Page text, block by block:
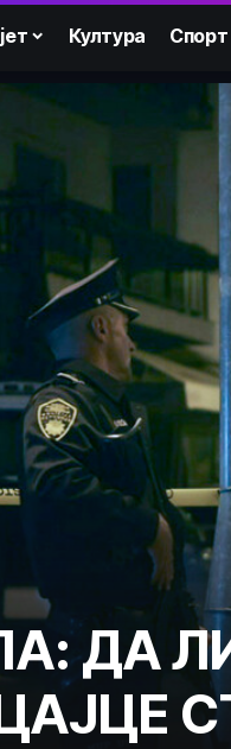
Култура Спорт
ДА